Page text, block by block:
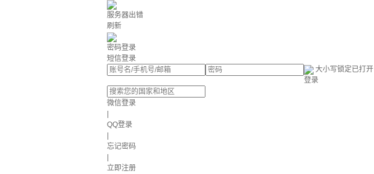
服务器出错
刷新
密码登录
短信登录
大小写锁定已打开
登录
微信登录
QQ登录
忘记密码
立即注册